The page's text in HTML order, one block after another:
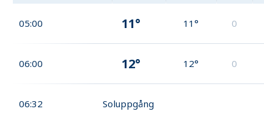
05:00 11° 11° 0
06:00 12° 12° 0
06:32 Soluppgång